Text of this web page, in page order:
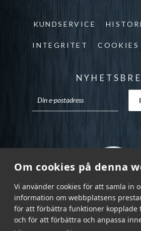
Om cookies på denna
Vi använder cookies för att samla in
information om webbplatsens
för att förbättra funktioner kopplade
och för att förbättra och anpassa
KUNDSERVICE
INTEGRITET COOKIES